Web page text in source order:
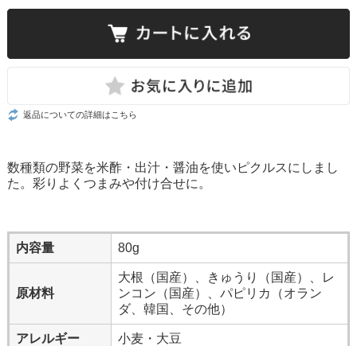
返品についての詳細はこちら
数種類の野菜を米酢・出汁・醤油を使いピクルスにしまし
た。彩りよくつまみや付け合せに。
内容量 80g
原材料
大根（国産）、きゅうり（国産）、レ
ンコン（国産）、パピリカ（オラン
ダ、韓国、その他）
アレルギー 小麦・大豆